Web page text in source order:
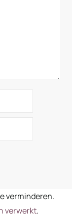
verminderen.
verwerkt.